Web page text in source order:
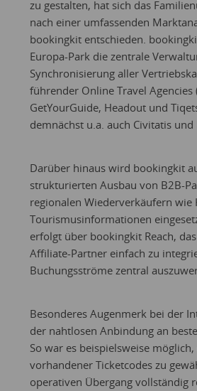
zu gestalten, hat sich das
nach einer umfassenden
bookingkit entschieden.
Europa-Park die zentrale
Synchronisierung aller
führender Online Travel Agencies
GetYourGuide, Headout und
demnächst u.a. auch Civitatis und
Darüber hinaus wird bookingkit
strukturierten Ausbau von B2B-
regionalen Wiederverkäufern wie
Tourismusinformationen
erfolgt über bookingkit Reach,
Affiliate-Partner einfach zu
Buchungsströme zentral
Besonderes Augenmerk bei der
der nahtlosen Anbindung an
So war es beispielsweise
vorhandener Ticketcodes zu
operativen Übergang vollständig